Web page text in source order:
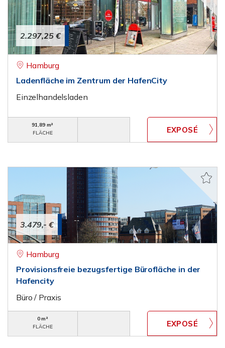
2.297,25 €
Hamburg
Ladenfläche im Zentrum der HafenCity
Einzelhandelsladen
91,89 m²
FLÄCHE
3.479,- €
Hamburg
Provisionsfreie bezugsfertige Bürofläche in der
Hafencity
Büro / Praxis
0 m²
FLÄCHE